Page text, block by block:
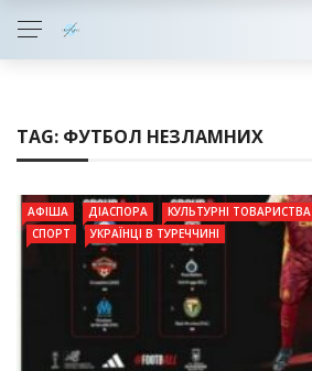
TAG: ФУТБОЛ НЕЗЛАМНИХ
АФІША ДІАСПОРА КУЛЬТУРНІ ТОВАРИСТВА
СПОРТ
УКРАЇНЦІ В ТУРЕЧЧИНІ